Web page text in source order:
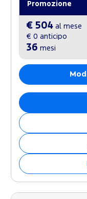
Promozione
€ 504 al mese
€ 0 anticipo
36 mesi